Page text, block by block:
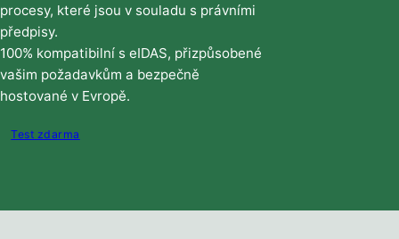
procesy, které jsou v souladu s právními
předpisy.
100% kompatibilní s eIDAS, přizpůsobené
vašim požadavkům a bezpečně
hostované v Evropě.
Test zdarma